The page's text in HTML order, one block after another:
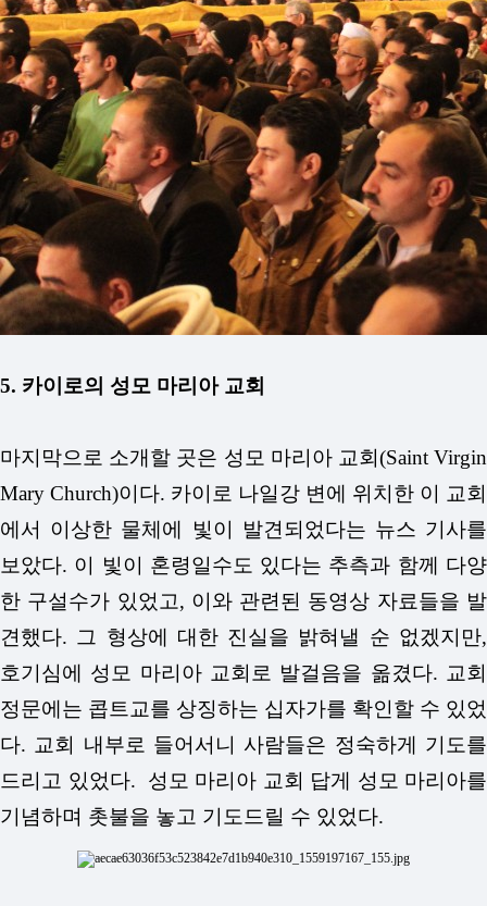
5. 카이로의 성모 마리아 교회
마지막으로 소개할 곳은 성모 마리아 교회(Saint Virgin
Mary Church)이다. 카이로 나일강 변에 위치한 이 교회
에서 이상한 물체에 빛이 발견되었다는 뉴스 기사를
보았다. 이 빛이 혼령일수도 있다는 추측과 함께 다양
한 구설수가 있었고, 이와 관련된 동영상 자료들을 발
견했다. 그 형상에 대한 진실을 밝혀낼 순 없겠지만,
호기심에 성모 마리아 교회로 발걸음을 옮겼다. 교회
정문에는 콥트교를 상징하는 십자가를 확인할 수 있었
다. 교회 내부로 들어서니 사람들은 정숙하게 기도를
드리고 있었다.
성모 마리아 교회 답게 성모 마리아를
기념하며 촛불을 놓고 기도드릴 수 있었다.